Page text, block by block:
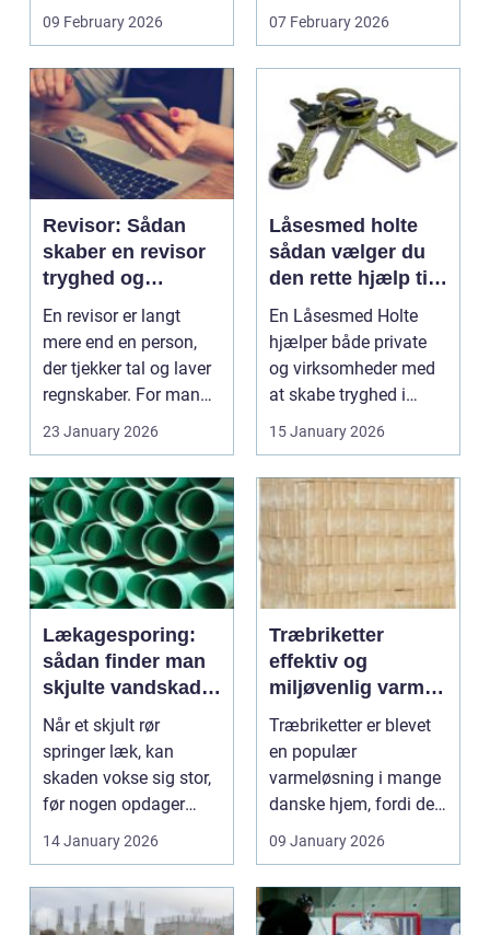
sundhedsproblemer.
09 February 2026 kombinerer f&os...
07 February 2026
Revisor: Sådan
skaber en revisor
tryghed og
overblik i din
virksomhed
En revisor er langt
mere end en person,
der tjekker tal og laver
regnskaber. For mange
mindre og mel...
23 January 2026
Låsesmed holte
sådan vælger du
den rette hjælp til
din sikkerhed
En Låsesmed Holte
hjælper både private
og virksomheder med
at skabe tryghed i
hverdagen. Det
15 January 2026
Lækagesporing:
sådan finder man
skjulte vandskader
i tide
Når et skjult rør
springer læk, kan
skaden vokse sig stor,
før nogen opdager
den. Fugt i vægge,
14 January 2026
Træbriketter
effektiv og
miljøvenlig varme
til hjemmet
Træbriketter er blevet
en populær
varmeløsning i mange
danske hjem, fordi de
kombinerer høj varme,
09 January 2026